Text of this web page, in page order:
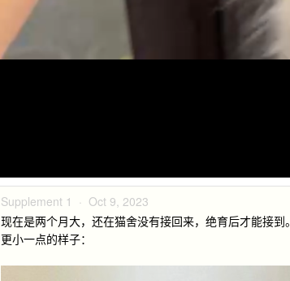
Supplement 1 · Oct 9, 2023
现在是两个月大，还在猫舍没有接回来，绝育后才能接到。
更小一点的样子：